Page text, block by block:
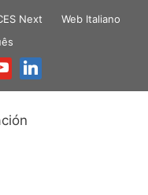
Next
Web Italiano